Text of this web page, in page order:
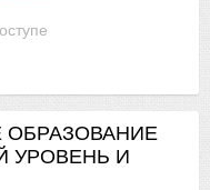
УРОВЕНЬ И